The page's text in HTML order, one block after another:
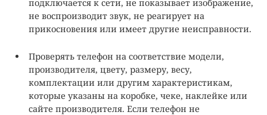
подключается к сети, не показывает изображение,
не воспроизводит звук, не реагирует на
прикосновения или имеет другие неисправности.
Проверять телефон на соответствие модели,
производителя, цвету, размеру, весу,
комплектации или другим характеристикам,
которые указаны на коробке, чеке, наклейке или
сайте производителя. Если телефон не